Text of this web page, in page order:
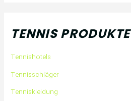
n
TENNIS PRODUKTE
Tennishotels
Tennisschläger
Tenniskleidung